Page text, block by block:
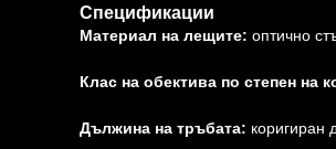
Спецификации
Материал на лещите: оптично
Клас на обектива по степен на
Дължина на тръбата: коригиран